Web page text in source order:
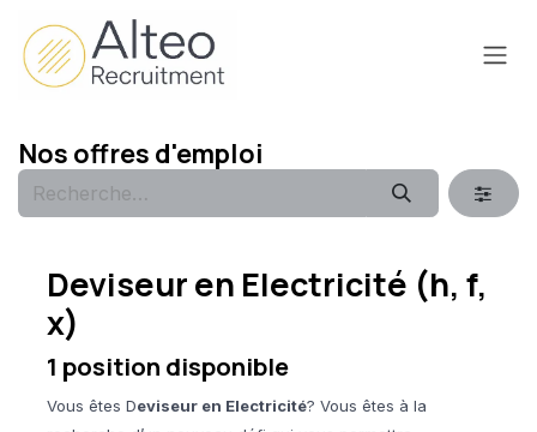
Se rendre au contenu
Nos offres d'emploi
Deviseur en Electricité (h, f,
x)
1 position disponible
Vous êtes Deviseur en Electricité? Vous êtes à la